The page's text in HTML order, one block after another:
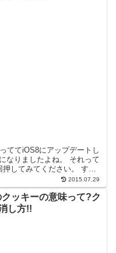
ててiOS8にアップデートし
なりましたよね。 それって
してみてください。 する
2015.07.29
ッキーの意味って?ク
し方!!